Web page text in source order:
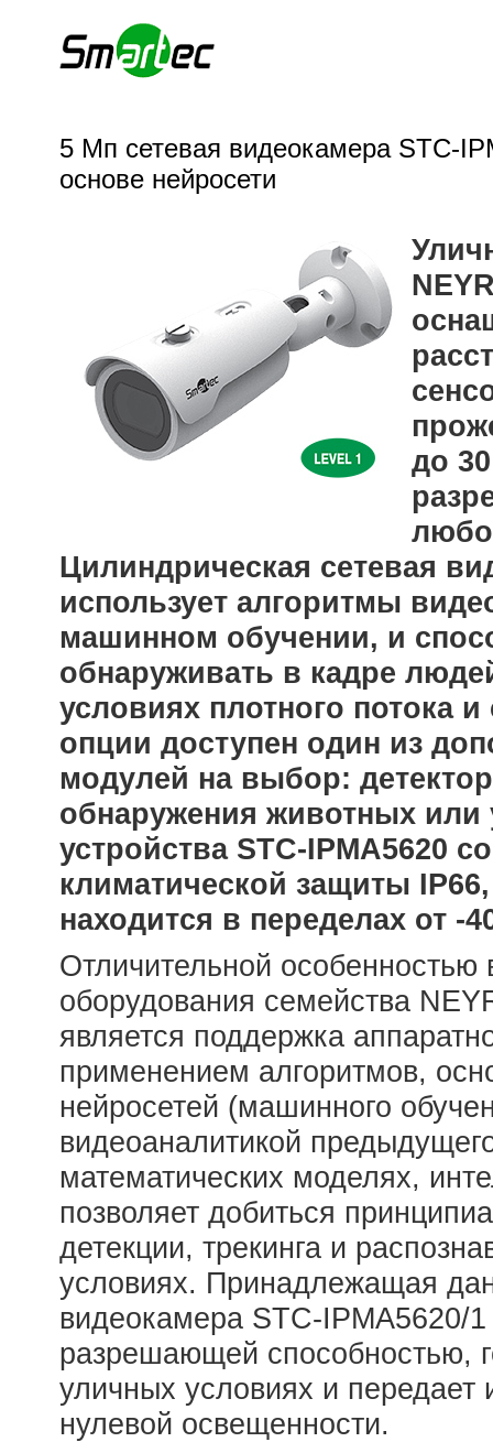
5 Мп сетевая видеокамера STC-
основе нейросети
до
Цилиндрическая сетевая
использует алгоритмы
машинном обучении, и
обнаруживать в кадре
условиях плотного потока
опции доступен один из
модулей на выбор:
обнаружения животных
устройства STC-IPMА5620
климатической защиты
находится в переделах от -
Отличительной особенностью
оборудования семейства
является поддержка
применением алгоритмов,
нейросетей (машинного
видеоаналитикой
математических моделях,
позволяет добиться
детекции, трекинга и
условиях. Принадлежащая
видеокамера STC-IPMА5620/
разрешающей способностью,
уличных условиях и
нулевой освещенности.